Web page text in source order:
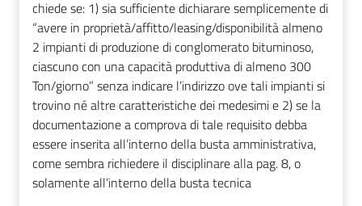
chiede se: 1) sia sufficiente dichiarare semplicemente di
“avere in proprietà/affitto/leasing/disponibilità almeno
2 impianti di produzione di conglomerato bituminoso,
ciascuno con una capacità produttiva di almeno 300
Ton/giorno” senza indicare l’indirizzo ove tali impianti si
trovino né altre caratteristiche dei medesimi e 2) se la
documentazione a comprova di tale requisito debba
essere inserita all’interno della busta amministrativa,
come sembra richiedere il disciplinare alla pag. 8, o
solamente all’interno della busta tecnica